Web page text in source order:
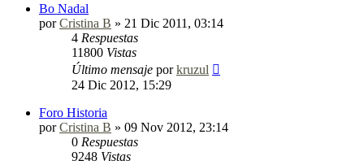
Bo Nadal
porCristina B » 21 Dic 2011, 03:14
4 Respuestas
11800 Vistas
Último mensaje porkruzul
24 Dic 2012, 15:29
Foro Historia
porCristina B » 09 Nov 2012, 23:14
0 Respuestas
9248 Vistas